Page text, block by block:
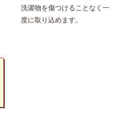
洗濯物を傷つけることなく一
度に取り込めます。